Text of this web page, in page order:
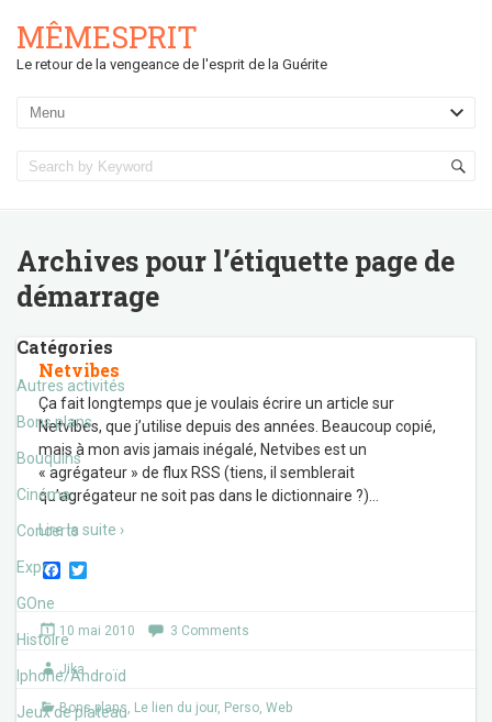
MÊMESPRIT
Le retour de la vengeance de l'esprit de la Guérite
Archives pour l’étiquette page de
démarrage
Catégories
Autres activités
Bons plans
Bouquins
Cinéma
Concerts
Expos
GOne
Histoire
Iphone/Androïd
Jeux de plateau
Netvibes
Ça fait longtemps que je voulais écrire un article sur
Netvibes, que j’utilise depuis des années. Beaucoup copié,
mais à mon avis jamais inégalé, Netvibes est un
« agrégateur » de flux RSS (tiens, il semblerait
qu’agrégateur ne soit pas dans le dictionnaire ?)
Lire la suite ›
F
e
b
o
t
r
10 mai 2010 3 Comments
Jika
Bons plans, Le lien du jour, Perso, Web